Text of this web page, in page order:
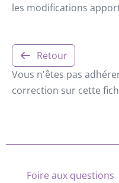
les modifications
Retour
Vous n'êtes pas
correction sur cette
Foire aux questions